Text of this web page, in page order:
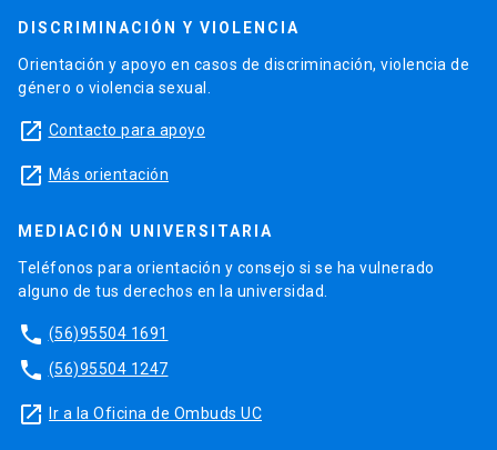
DISCRIMINACIÓN Y VIOLENCIA
Orientación y apoyo en casos de discriminación, violencia de
género o violencia sexual.
launch Contacto para apoyo
launch Más orientación
MEDIACIÓN UNIVERSITARIA
Teléfonos para orientación y consejo si se ha vulnerado
alguno de tus derechos en la universidad.
phone (56)95504 1691
phone (56)95504 1247
launch Ir a la Oficina de Ombuds UC